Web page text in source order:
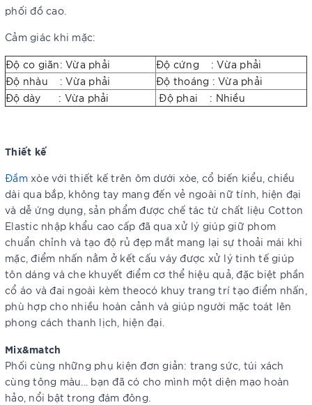
phối đồ cao.
Cảm giác khi mặc:
Độ co giãn: Vừa phải
Độ cứng : Vừa phải
Độ nhàu : Vừa phải
Độ thoáng : Vừa phải
Độ dày : Vừa phải
Độ phai : Nhiều
Thiết kế
Đầmxòe với thiết kế trên ôm dưới xòe, cổ biến kiểu, chiều
dài qua bắp, không tay mang đến vẻ ngoài nữ tính, hiện đại
và dễ ứng dụng, sản phẩm được chế tác từ chất liệu Cotton
Elastic nhập khẩu cao cấp đã qua xử lý giúp giữ phom
chuẩn chỉnh và tạo độ rủ đẹp mắt mang lại sự thoải mái khi
mặc, điểm nhấn nằm ở kết cấu váy được xử lý tinh tế giúp
tôn dáng và che khuyết điểm cơ thể hiệu quả, đặc biệt phần
cổ áo và đai ngoài kèm theocó khuy trang trí tạo điểm nhấn,
phù hợp cho nhiều hoàn cảnh và giúp người mặc toát lên
phong cách thanh lịch, hiện đại.
Mix&match
Phối cùng những phụ kiện đơn giản: trang sức, túi xách
cùng tông màu... bạn đã có cho mình một diện mạo hoàn
hảo, nổi bật trong đám đông.